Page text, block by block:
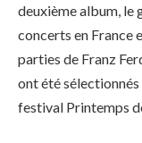
deuxième album, le
concerts en France
parties de Franz
ont été
festival Printemps